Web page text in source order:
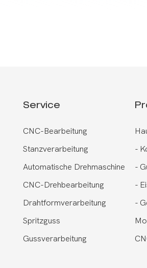
Service
CNC-Bearbeitung
Stanzverarbeitung
Automatische Drehmaschine
CNC-Drehbearbeitung
Drahtformverarbeitung
Spritzguss
Gussverarbeitung
-
-
-
-